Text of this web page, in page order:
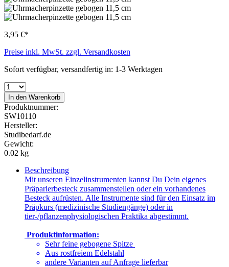
3,95 €*
Preise inkl. MwSt. zzgl. Versandkosten
Sofort verfügbar, versandfertig in: 1-3 Werktagen
In den Warenkorb
Produktnummer:
SW10110
Hersteller:
Studibedarf.de
Gewicht:
0.02 kg
Beschreibung
Mit unseren Einzelinstrumenten kannst Du Dein eigenes
Präparierbesteck zusammenstellen oder ein vorhandenes
Besteck aufrüsten. Alle Instrumente sind für den Einsatz im
Präpkurs (medizinische Studiengänge) oder in
tier-/pflanzenphysiologischen Praktika abgestimmt.
Produktinformation:
Sehr feine gebogene Spitze
Aus rostfreiem Edelstahl
andere Varianten auf Anfrage lieferbar